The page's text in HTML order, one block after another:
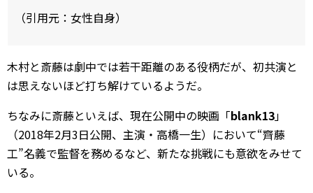
（引用元：女性自身）
木村と斎藤は劇中では若干距離のある役柄だが、初共演と
は思えないほど打ち解けているようだ。
ちなみに斎藤といえば、現在公開中の映画「blank13」
（2018年2月3日公開、主演・高橋一生）において“齊藤
工”名義で監督を務めるなど、新たな挑戦にも意欲をみせて
いる。